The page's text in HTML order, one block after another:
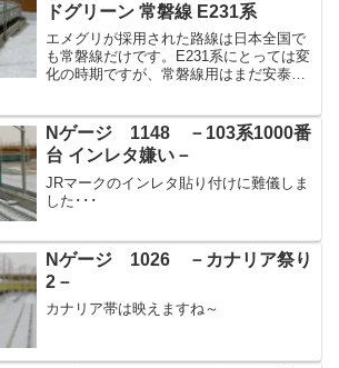
ドグリーン 常磐線 E231系
エメグリが採用された路線は日本全国で
も常磐線だけです。E231系にとっては変
化の時期ですが、常磐線用はまだ安泰な
Nゲージ 1148 －103系1000番
台 インレタ嫌い－
JRマークのインレタ貼り付けに難儀しま
した･･･
Nゲージ 1026 －カナリア祭り
2－
カナリア帯は映えますね～